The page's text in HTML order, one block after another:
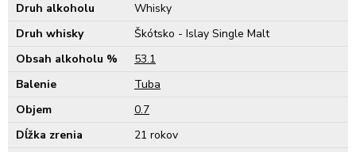
Druh alkoholu
Whisky
Druh whisky
Škótsko - Islay Single Malt
Obsah alkoholu %
53.1
Balenie
Tuba
Objem
0.7
Dĺžka zrenia
21 rokov